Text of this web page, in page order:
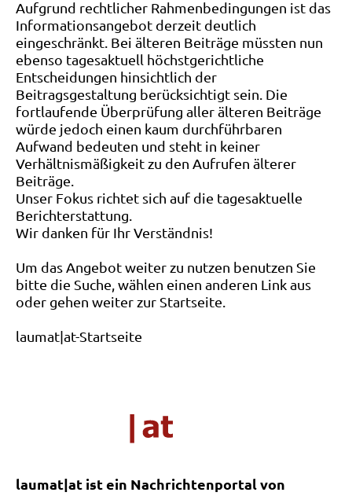
Aufgrund rechtlicher Rahmenbedingungen ist das
Informationsangebot derzeit deutlich
eingeschränkt. Bei älteren Beiträge müssten nun
ebenso tagesaktuell höchstgerichtliche
Entscheidungen hinsichtlich der
Beitragsgestaltung berücksichtigt sein. Die
fortlaufende Überprüfung aller älteren Beiträge
würde jedoch einen kaum durchführbaren
Aufwand bedeuten und steht in keiner
Verhältnismäßigkeit zu den Aufrufen älterer
Beiträge.
Unser Fokus richtet sich auf die tagesaktuelle
Berichterstattung.
Wir danken für Ihr Verständnis!
Um das Angebot weiter zu nutzen benutzen Sie
bitte die Suche, wählen einen anderen Link aus
oder gehen weiter zur Startseite.
laumat|at-Startseite
laumat|at ist ein Nachrichtenportal von